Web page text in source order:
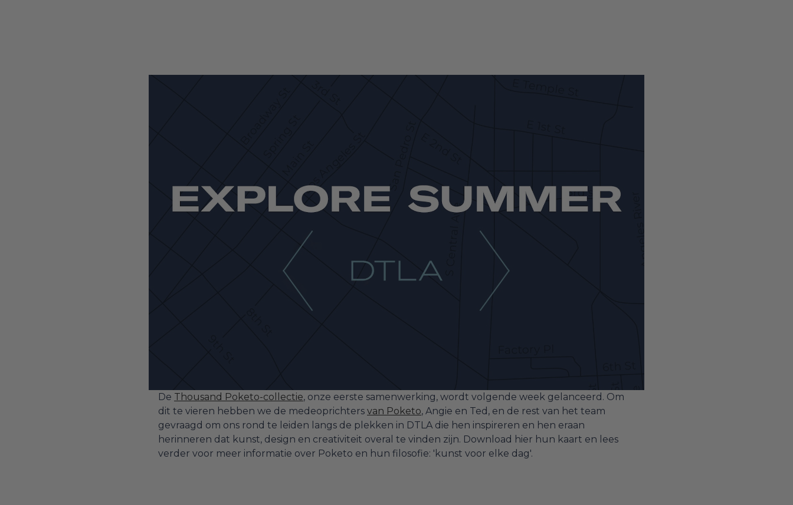
De Thousand Poketo-collectie, onze eerste samenwerking, wordt volgende week gelanceerd. Om
dit te vieren hebben we de medeoprichters van Poketo, Angie en Ted, en de rest van het team
gevraagd om ons rond te leiden langs de plekken in DTLA die hen inspireren en hen eraan
herinneren dat kunst, design en creativiteit overal te vinden zijn. Download hier hun kaart en lees
verder voor meer informatie over Poketo en hun filosofie: 'kunst voor elke dag'.